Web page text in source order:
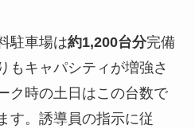
駐車場は約1,200台分完備
もキャパシティが増強さ
ク時の土日はこの台数で
す。誘導員の指示に従